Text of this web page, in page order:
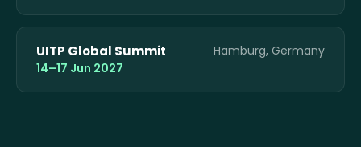
UITP Global Summit
Hamburg, Germany
14–17 Jun 2027